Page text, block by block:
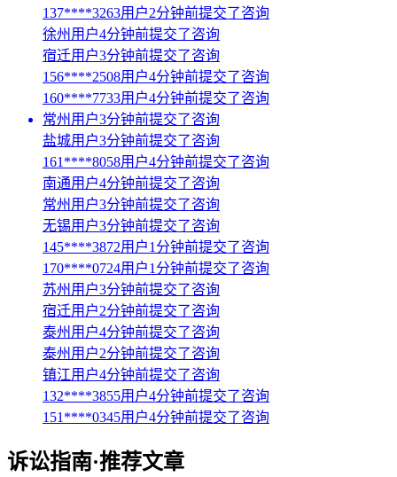
137****3263用户2分钟前提交了咨询
徐州用户4分钟前提交了咨询
宿迁用户3分钟前提交了咨询
156****2508用户4分钟前提交了咨询
160****7733用户4分钟前提交了咨询
常州用户3分钟前提交了咨询
盐城用户3分钟前提交了咨询
161****8058用户4分钟前提交了咨询
南通用户4分钟前提交了咨询
常州用户3分钟前提交了咨询
无锡用户3分钟前提交了咨询
145****3872用户1分钟前提交了咨询
170****0724用户1分钟前提交了咨询
苏州用户3分钟前提交了咨询
宿迁用户2分钟前提交了咨询
泰州用户4分钟前提交了咨询
泰州用户2分钟前提交了咨询
镇江用户4分钟前提交了咨询
132****3855用户4分钟前提交了咨询
151****0345用户4分钟前提交了咨询
诉讼指南·推荐文章